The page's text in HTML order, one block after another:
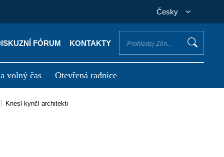
Česky
FÓRUM KONTAKTY
volný čas Otevřená radnice
vyřídit
knesl kynčl architekti